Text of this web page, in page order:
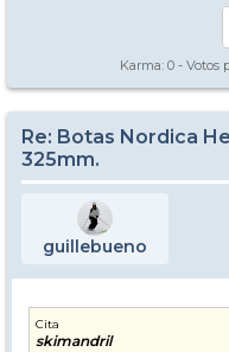
Karma: 0 - Votos
Re: Botas Nordica
325mm.
guillebueno
Cita
skimandril